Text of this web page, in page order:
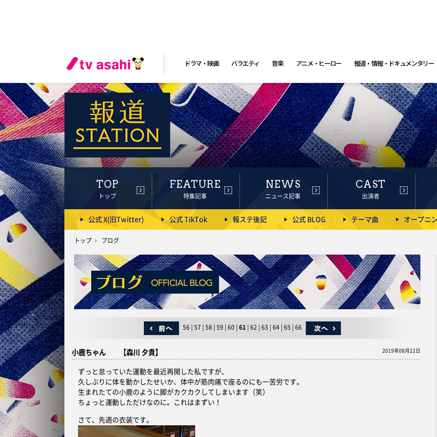
ドラマ・映画 バラエティ 音楽 アニメ・ヒーロー 報道・情報・ドキュメンタリー
TOP
トップ
FEATURE
特集記事
NEWS
ニュース記事
CAST
出演者
公式 X(旧Twitter) 公式 TikTok 報ステ後記 公式 BLOG テーマ曲 オープニ
トップ ブログ
56 57 58 59 60 61 62 63 64 65 66
小鹿ちゃん 【森川 夕貴】 2019年08月22日
ずっと怠っていた運動を最近再開した私ですが、
久しぶりに体を動かしたせいか、体中が筋肉痛で座るのにも一苦労です。
生まれたての小鹿のように脚がカクカクしてしまいます（笑）
ちょっと運動しただけなのに。これはまずい！
さて、先週の衣装です。